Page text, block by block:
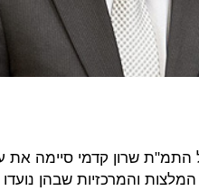
התמ"ת שרון קדמי סיימה את
יוני 2012. דו"ח הוועדה כולל 53 המלצות